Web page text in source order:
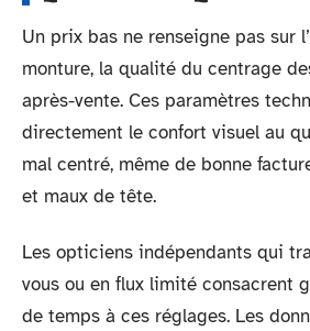
Un prix bas ne renseigne pas sur
monture, la qualité du centrage
après-vente. Ces paramètres
directement le confort visuel au
mal centré, même de bonne
et maux de tête.
Les opticiens indépendants qui
vous ou en flux limité consacrent
de temps à ces réglages. Les